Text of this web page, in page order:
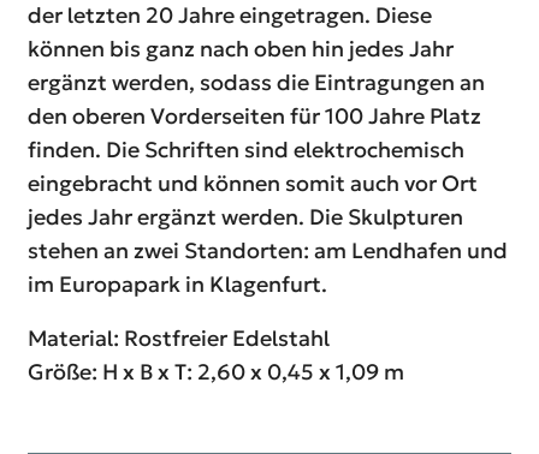
der letzten 20 Jahre eingetragen. Diese
können bis ganz nach oben hin jedes Jahr
ergänzt werden, sodass die Eintragungen an
den oberen Vorderseiten für 100 Jahre Platz
finden. Die Schriften sind elektrochemisch
eingebracht und können somit auch vor Ort
jedes Jahr ergänzt werden. Die Skulpturen
stehen an zwei Standorten: am Lendhafen und
im Europapark in Klagenfurt.
Material: Rostfreier Edelstahl
Größe: H x B x T: 2,60 x 0,45 x 1,09 m